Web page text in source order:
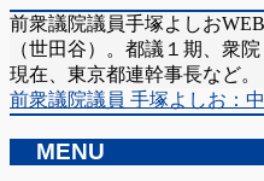
前衆議院議員手塚よしお
（世田谷）。都議１期、衆
現在、東京都連幹事長など。
前衆議院議員 手塚よしお：
MENU